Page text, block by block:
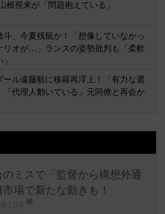
根視来が「問題抱えている」
斗、今夏残留か！「想像していなかっ
リオが…」ランスの姿勢批判も「柔軟
ール遠藤航に移籍再浮上！「有力な選
「代理人動いている」元同僚と再会か
ミスで「監督から構想外通
場で新たな動きも！